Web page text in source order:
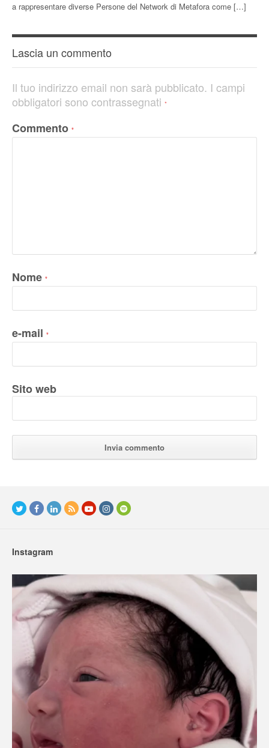
a rappresentare diverse Persone del Network di Metafora come […]
Lascia un commento
Il tuo indirizzo email non sarà pubblicato. I campi
obbligatori sono contrassegnati *
Commento *
Nome *
e-mail *
Sito web
Instagram